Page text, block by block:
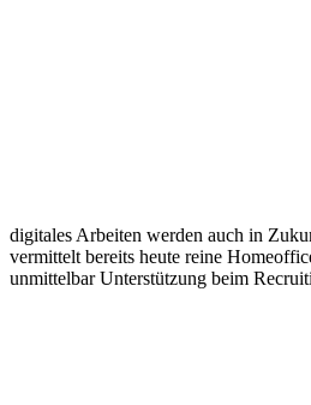
digitales Arbeiten werden auch in
vermittelt bereits heute reine
unmittelbar Unterstützung beim